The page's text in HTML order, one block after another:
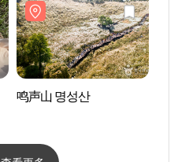
鸣声山 명성산